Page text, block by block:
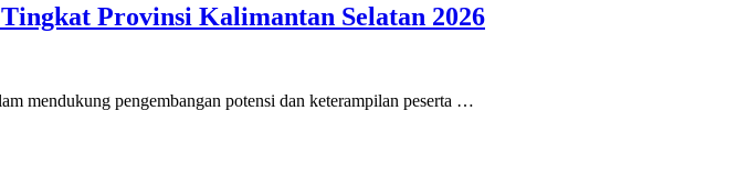
Provinsi Kalimantan Selatan 2026
mendukung pengembangan potensi dan keterampilan peserta …